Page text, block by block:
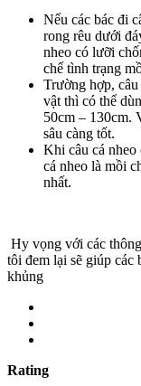
Nếu các bác đi
rong rêu dưới
nheo có lưỡi
chế tình trạng
Trường hợp,
vật thì có thể
50cm – 130cm.
sâu càng tốt.
Khi câu cá
cá nheo là mồi
nhất.
Hy vọng với các
tôi đem lại sẽ giúp các
khủng
Rating